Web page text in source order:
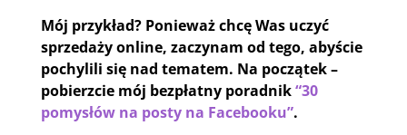
Mój przykład? Ponieważ chcę Was uczyć
sprzedaży online, zaczynam od tego, abyście
pochylili się nad tematem. Na początek –
pobierzcie mój bezpłatny poradnik“30
pomysłów na posty na Facebooku”.